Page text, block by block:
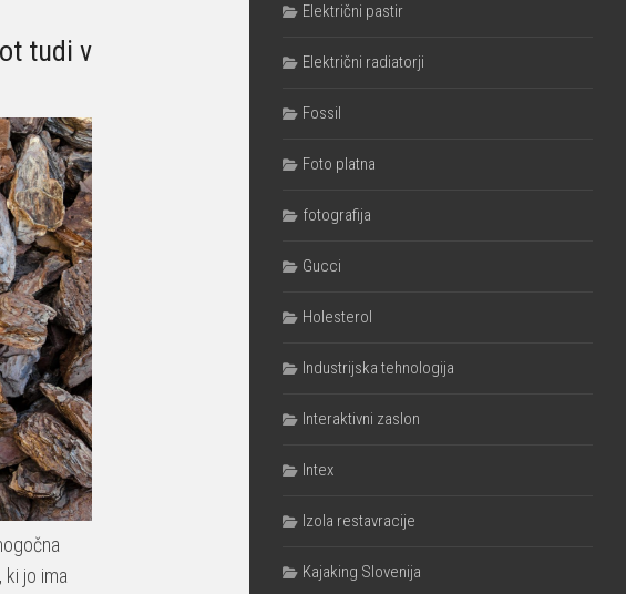
tudi v
jo ima
Električni pastir
Električni radiatorji
Fossil
Foto platna
fotografija
Gucci
Holesterol
Industrijska tehnologija
Interaktivni zaslon
Intex
Izola restavracije
Kajaking Slovenija